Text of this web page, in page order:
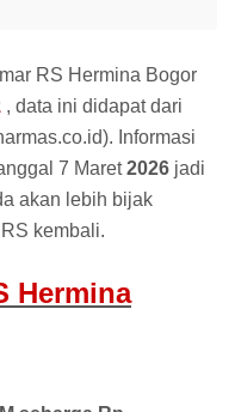
RS Hermina Bogor
, data ini didapat dari
Informasi
7 Maret2026 jadi
akan lebih bijak
kembali.
Hermina